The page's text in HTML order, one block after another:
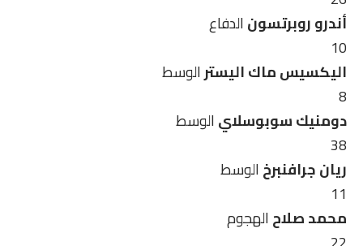
أندرو روبرتسونالدفاع
10
اليكسيس ماك اليسترالوسط
8
دومنيك سوبوسلايالوسط
38
ريان جرافنبرخالوسط
11
محمد صلاحالهجوم